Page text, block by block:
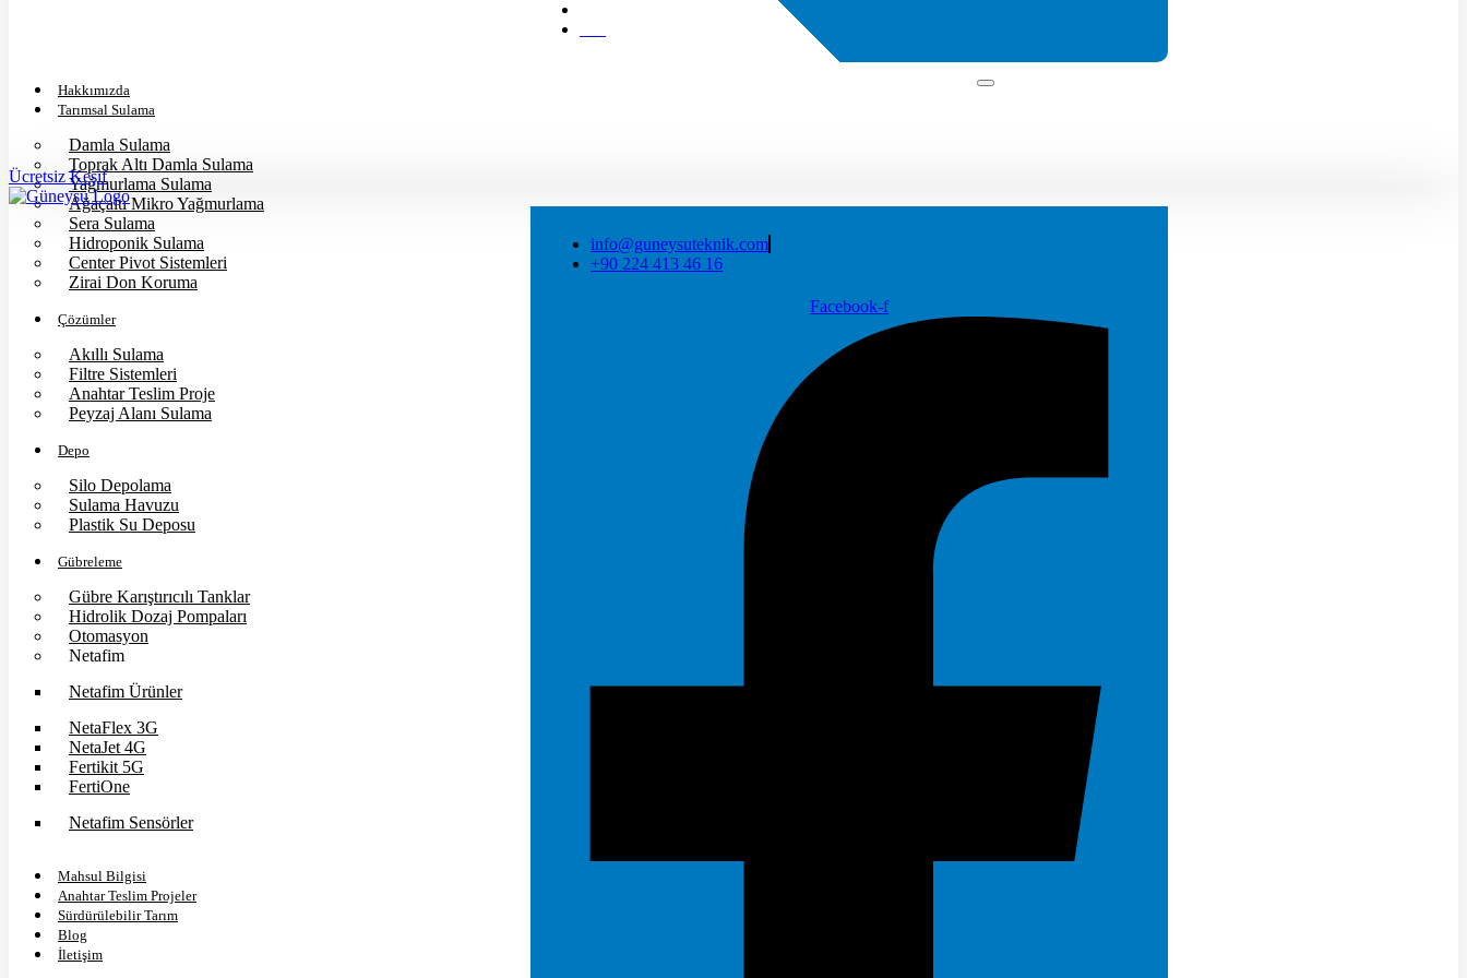
Hakkımızda
Tarımsal Sulama
Damla Sulama
Toprak Altı Damla Sulama
Yağmurlama Sulama
Ağaçaltı Mikro Yağmurlama
Sera Sulama
Hidroponik Sulama
Center Pivot Sistemleri
Zirai Don Koruma
Çözümler
Akıllı Sulama
Filtre Sistemleri
Anahtar Teslim Proje
Peyzaj Alanı Sulama
Depo
Silo Depolama
Sulama Havuzu
Plastik Su Deposu
Gübreleme
Gübre Karıştırıcılı Tanklar
Hidrolik Dozaj Pompaları
Otomasyon
Netafim
Netafim Ürünler
NetaFlex 3G
NetaJet 4G
Fertikit 5G
FertiOne
Netafim Sensörler
Mahsul Bilgisi
Anahtar Teslim Projeler
Sürdürülebilir Tarım
Blog
İletişim
Ücretsiz Keşif
info@guneysuteknik.com
+90 224 413 46 16
Facebook-f